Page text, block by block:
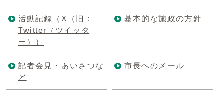
活動記録（X（旧：
Twitter（ツイッタ
ー））
基本的な施政の方針
記者会見・あいさつな
ど
市長へのメール